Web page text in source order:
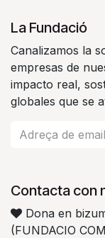
La Fundació
Canalizamos la
empresas de
impacto real,
globales que se
Contacta con
Dona en
(FUNDACIO